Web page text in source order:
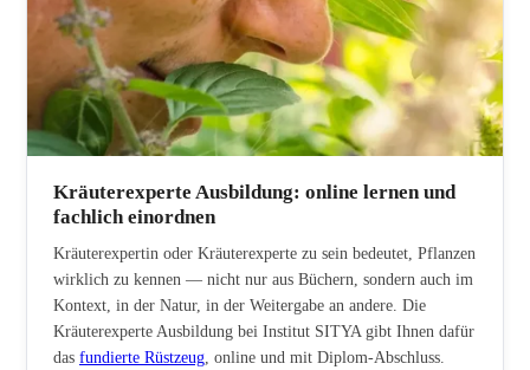
Kräuterexperte Ausbildung: online lernen und
fachlich einordnen
Kräuterexpertin oder Kräuterexperte zu sein bedeutet, Pflanzen
wirklich zu kennen — nicht nur aus Büchern, sondern auch im
Kontext, in der Natur, in der Weitergabe an andere. Die
Kräuterexperte Ausbildung bei Institut SITYA gibt Ihnen dafür
das fundierte Rüstzeug , online und mit Diplom-Abschluss.